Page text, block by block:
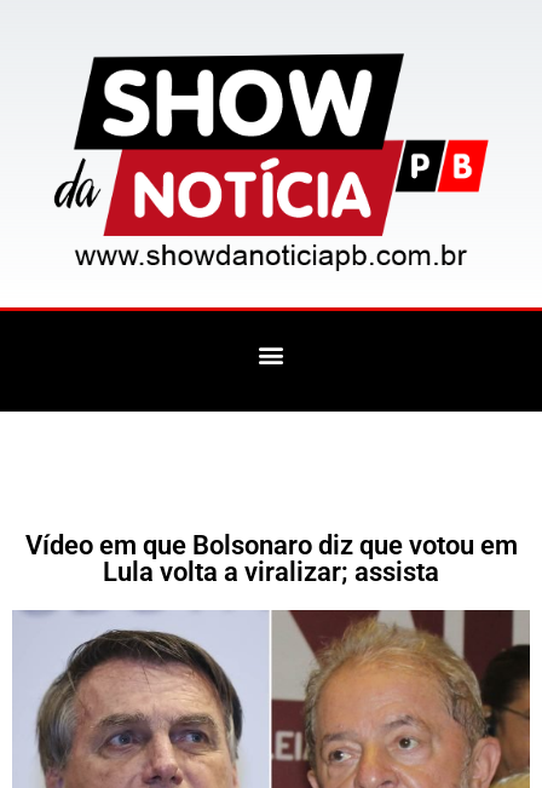
Vídeo em que Bolsonaro diz que votou em
Lula volta a viralizar; assista